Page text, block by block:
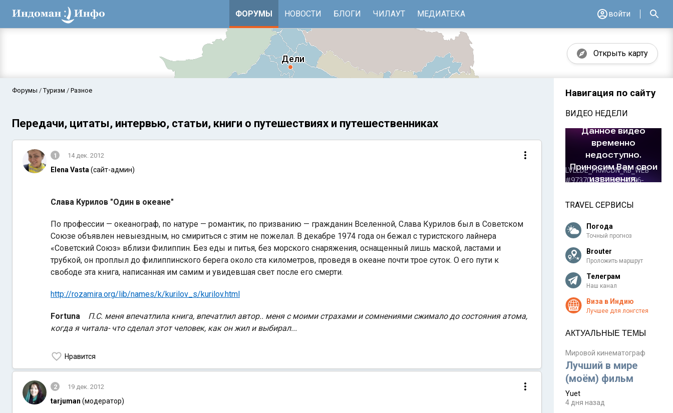
ФОРУМЫ НОВОСТИ БЛОГИ ЧИЛАУТ МЕДИАТЕКА войти
Открыть карту
Форумы Туризм Разное
Передачи, цитаты, интервью, статьи, книги о путешествиях и путешественниках
1 14 дек. 2012
Elena Vasta (сайт-админ)
Слава Курилов "Один в океане"
По профессии — океанограф, по натуре — романтик, по призванию — гражданин Вселенной, Слава Курилов был в Советском
Союзе объявлен невыездным, но смириться с этим не пожелал. В декабре 1974 года он бежал с туристского лайнера
«Советский Союз» вблизи Филиппин. Без еды и питья, без морского снаряжения, оснащенный лишь маской, ластами и
трубкой, он проплыл до филиппинского берега около ста километров, проведя в океане почти трое суток. О его пути к
свободе эта книга, написанная им самим и увидевшая свет после его смерти.
http://rozamira.org/lib/names/k/kurilov_s/kurilov.html
Fortuna
П.С. меня впечатлила книга, впечатлил автор.. меня с моими страхами и сомнениями сжимало до состояния атома,
когда я читала- что сделал этот человек, как он жил и выбирал...
Нравится
2 19 дек. 2012
tarjuman (модератор)
Навигация по сайту
ВИДЕО НЕДЕЛИ
TRAVEL СЕРВИСЫ
Погода
Точный прогноз
Brouter
Проложить маршрут
Телеграм
Наш канал
Виза в Индию
Лучшее для лонгстея
АКТУАЛЬНЫЕ ТЕМЫ
Мировой кинематограф
Лучший в мире
(моём) фильм
Yuet
4 дня назад